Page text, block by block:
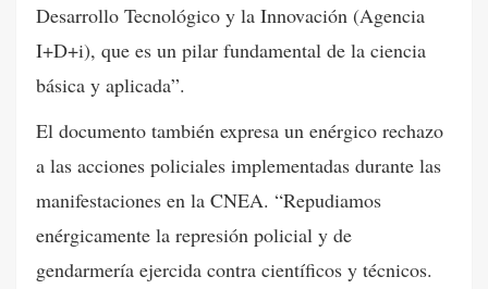
Desarrollo Tecnológico y la Innovación (Agencia
I+D+i), que es un pilar fundamental de la ciencia
básica y aplicada”.
El documento también expresa un enérgico rechazo
a las acciones policiales implementadas durante las
manifestaciones en la CNEA. “Repudiamos
enérgicamente la represión policial y de
gendarmería ejercida contra científicos y técnicos.